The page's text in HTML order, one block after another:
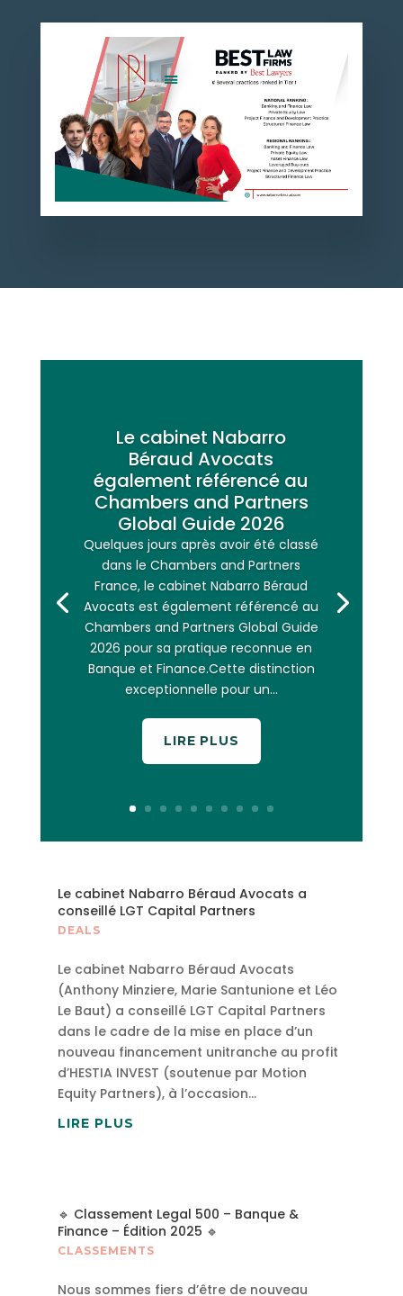
Le cabinet Nabarro
Béraud Avocats
également référencé au
Chambers and Partners
Global Guide 2026
Quelques jours après avoir été classé
dans le Chambers and Partners
France, le cabinet Nabarro Béraud
Avocats est également référencé au
Chambers and Partners Global Guide
2026 pour sa pratique reconnue en
Banque et Finance.Cette distinction
exceptionnelle pour un...
LIRE PLUS
Le cabinet Nabarro Béraud Avocats a
conseillé LGT Capital Partners
DEALS
Le cabinet Nabarro Béraud Avocats
(Anthony Minziere, Marie Santunione et Léo
Le Baut) a conseillé LGT Capital Partners
dans le cadre de la mise en place d’un
nouveau financement unitranche au profit
d’HESTIA INVEST (soutenue par Motion
Equity Partners), à l’occasion...
LIRE PLUS
🔹 Classement Legal 500 – Banque &
Finance – Édition 2025 🔹
CLASSEMENTS
Nous sommes fiers d’être de nouveau